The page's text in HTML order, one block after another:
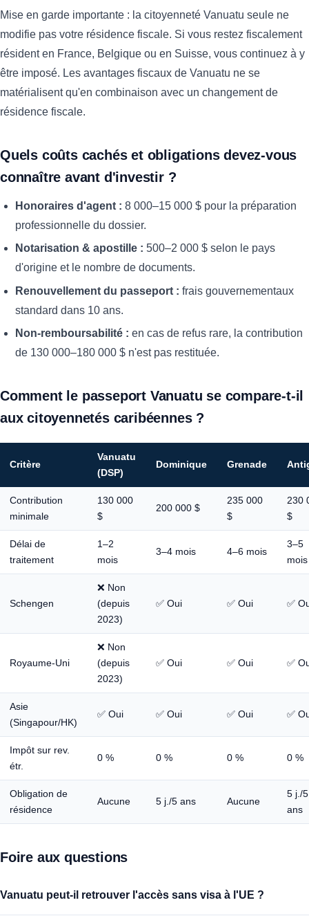
Mise en garde importante : la citoyenneté Vanuatu seule ne
modifie pas votre résidence fiscale. Si vous restez fiscalement
résident en France, Belgique ou en Suisse, vous continuez à y
être imposé. Les avantages fiscaux de Vanuatu ne se
matérialisent qu'en combinaison avec un changement de
résidence fiscale.
Quels coûts cachés et obligations devez-vous
connaître avant d'investir ?
Honoraires d'agent : 8 000–15 000 $ pour la préparation
professionnelle du dossier.
Notarisation & apostille : 500–2 000 $ selon le pays
d'origine et le nombre de documents.
Renouvellement du passeport : frais gouvernementaux
standard dans 10 ans.
Non-remboursabilité : en cas de refus rare, la contribution
de 130 000–180 000 $ n'est pas restituée.
Comment le passeport Vanuatu se compare-t-il
aux citoyennetés caribéennes ?
Critère
Vanuatu
(DSP)
Dominique Grenade
Contribution
minimale
130 000
$
200 000 $
235 000
$
230
$
Délai de
traitement
1–2
mois
3–4 mois 4–6 mois
3–5
mois
Schengen
❌ Non
(depuis
2023)
✅ Oui ✅ Oui ✅
Royaume-Uni
❌ Non
(depuis
2023)
✅ Oui ✅ Oui ✅
Asie
(Singapour/HK)
✅ Oui ✅ Oui ✅ Oui ✅
Impôt sur rev.
étr.
0 % 0 % 0 % 0 %
Obligation de
résidence
Aucune 5 j./5 ans Aucune
5 j./5
ans
Foire aux questions
Vanuatu peut-il retrouver l'accès sans visa à l'UE ?